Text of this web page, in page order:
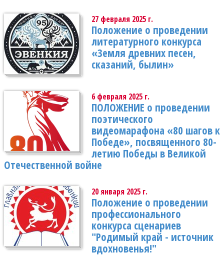
27 февраля 2025 г.
Положение о проведении
литературного конкурса
«Земля древних песен,
сказаний, былин»
6 февраля 2025 г.
ПОЛОЖЕНИЕ о проведении
поэтического
видеомарафона «80 шагов к
Победе», посвященного 80-
летию Победы в Великой
Отечественной войне
20 января 2025 г.
Положение о проведении
профессионального
конкурса сценариев
"Родимый край - источник
вдохновенья!"